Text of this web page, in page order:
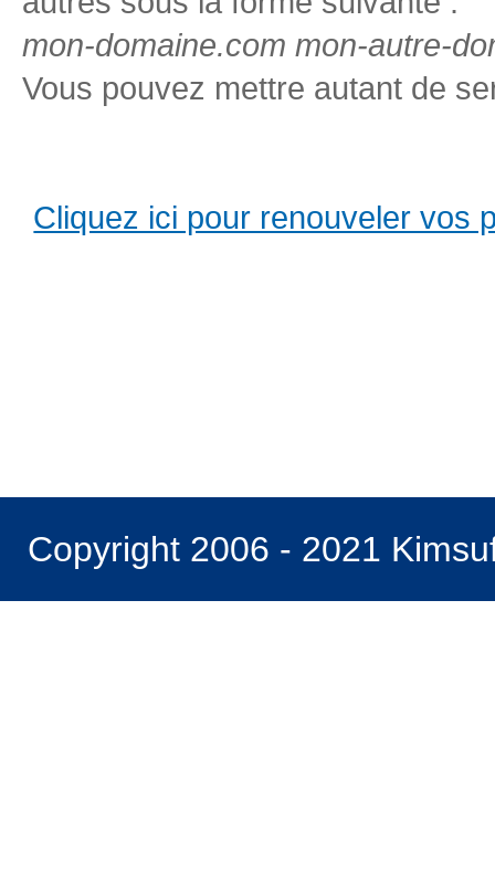
mon-domaine.com mon-autre-
Vous pouvez mettre autant de
Cliquez ici pour renouveler vos
Copyright 2006 - 2021